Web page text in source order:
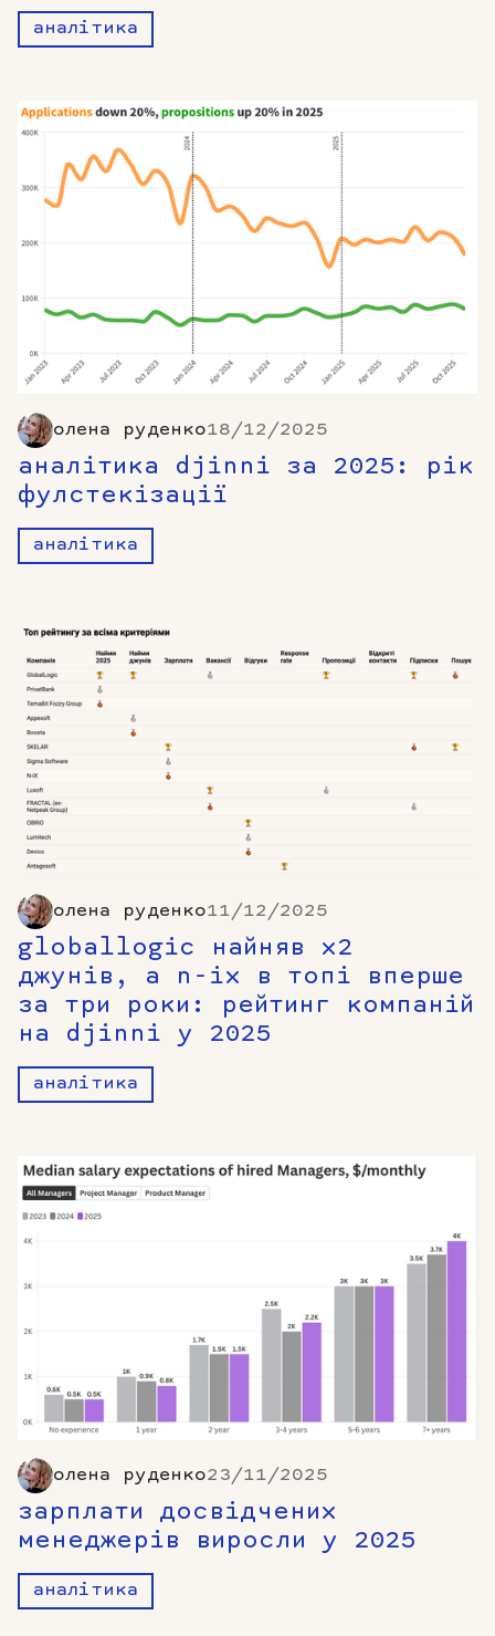
аналітика
олена руденко18/12/2025
аналітика djinni за 2025: рік
фулстекізації
аналітика
олена руденко11/12/2025
globallogic найняв х2
джунів, а n-ix в топі вперше
за три роки: рейтинг компаній
на djinni у 2025
аналітика
олена руденко23/11/2025
зарплати досвідчених
менеджерів виросли у 2025
аналітика